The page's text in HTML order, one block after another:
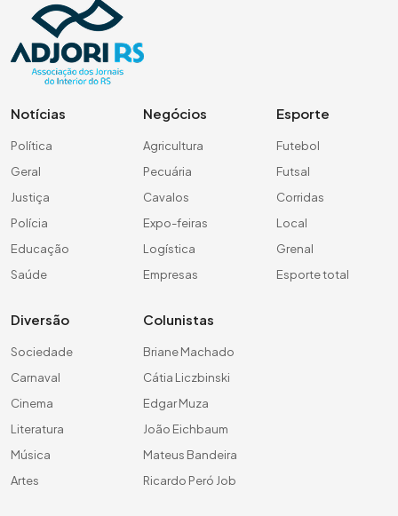
Notícias
Política
Geral
Justiça
Polícia
Educação
Saúde
Negócios
Agricultura
Pecuária
Cavalos
Expo-feiras
Logística
Empresas
Esporte
Futebol
Futsal
Corridas
Local
Grenal
Esporte total
Diversão
Sociedade
Carnaval
Cinema
Literatura
Música
Artes
Colunistas
Briane Machado
Cátia Liczbinski
Edgar Muza
João Eichbaum
Mateus Bandeira
Ricardo Peró Job